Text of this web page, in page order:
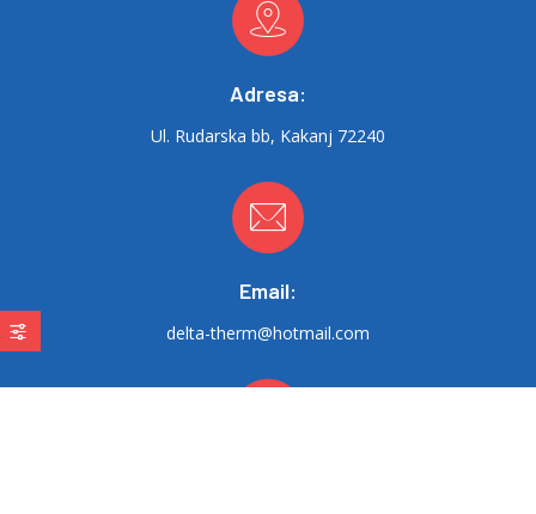
Adresa:
Ul. Rudarska bb, Kakanj 72240
Email:
delta-therm@hotmail.com